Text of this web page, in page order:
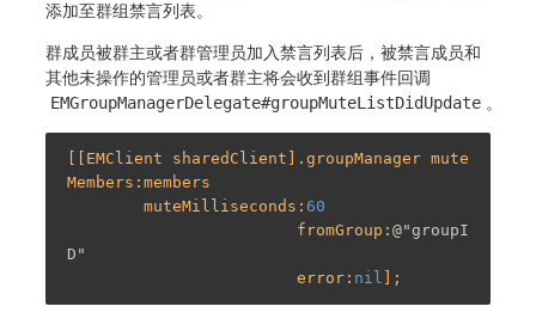
添加至群组禁言列表。
群成员被群主或者群管理员加入禁言列表后，被禁言成员和
其他未操作的管理员或者群主将会收到群组事件回调
EMGroupManagerDelegate#groupMuteListDidUpdate 。
[[EMClient sharedClient].groupManager mute
Members:members
        muteMilliseconds:
60
                        fromGroup:
@"groupI
D"
                        error:
nil